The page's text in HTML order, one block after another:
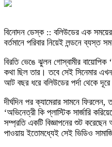
বিনোদন ডেস্ক :: বলিউডের এক
বর্তমানে পরিবার নিয়েই লন্ডনে ব্যস্ত
বিরতি ভেঙে ঝুলন গোস্বামীর বায়োপিক
কথা ছিল তার। তবে সেই সিনেমার
আট বছর ধরে বলিউডের পর্দা থেকে
দীর্ঘদিন পর ক্যামেরার সামনে
‘অভিনেত্রী কি প্লাস্টিক সার্জারি
সম্প্রতি একটি বিজ্ঞাপনের শুট করেছেন
পাওয়ায় ইতোমধ্যেই সেই ভিডিও